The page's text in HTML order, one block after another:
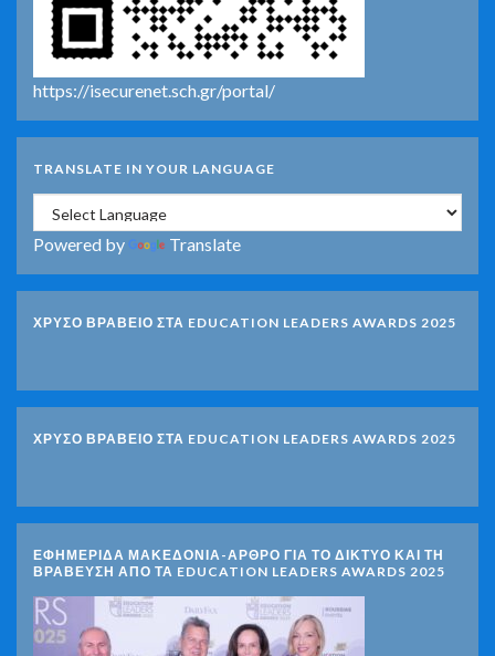
https://isecurenet.sch.gr/portal/
TRANSLATE IN YOUR LANGUAGE
Powered by Translate
ΧΡΥΣΟ ΒΡΑΒΕΙΟ ΣΤΑ EDUCATION LEADERS AWARDS 2025
ΧΡΥΣΟ ΒΡΑΒΕΙΟ ΣΤΑ EDUCATION LEADERS AWARDS 2025
ΕΦΗΜΕΡΙΔΑ ΜΑΚΕΔΟΝΙΑ-ΑΡΘΡΟ ΓΙΑ ΤΟ ΔΙΚΤΥΟ ΚΑΙ ΤΗ
ΒΡΑΒΕΥΣΗ ΑΠΟ ΤΑ EDUCATION LEADERS AWARDS 2025